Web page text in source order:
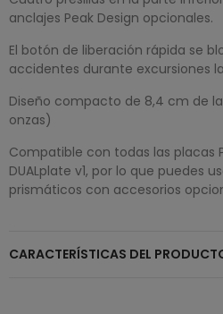
anclajes Peak Design opcionales.
El botón de liberación rápida se
accidentes durante excursiones
Diseño compacto de 8,4 cm de
onzas)
Compatible con todas las placas
DUALplate v1, por lo que puedes
prismáticos con accesorios
CARACTERÍSTICAS DEL